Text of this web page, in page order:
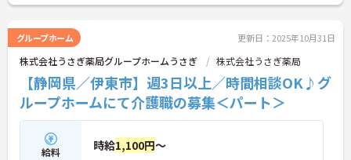
グループホーム 更新日：2025年10月31日
株式会社うさぎ薬局グループホームうさぎ 株式会社うさぎ薬局
【静岡県／伊東市】週3日以上／時間相談OK♪グ
ループホームにて介護職の募集＜パート＞
給料 時給1,100円～